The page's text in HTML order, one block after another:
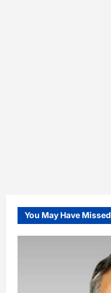
You May Have Missed